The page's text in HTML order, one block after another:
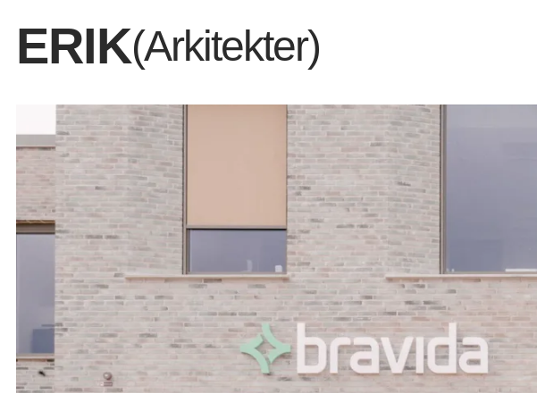
ERIK(Arkitekter)
Dem vi er
Funktionelt kontorbyggeri, der
tager højde for det
dyreliv.